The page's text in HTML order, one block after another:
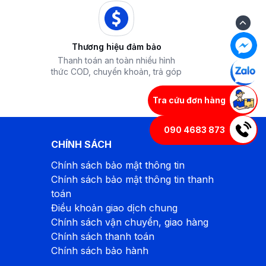
Tra cứu đơn hàng
090 4683 873
Thương hiệu đảm bảo
Thanh toán an toàn nhiều hình
thức COD, chuyển khoản, trả góp
CHÍNH SÁCH
Chính sách bảo mật thông tin
Chính sách bảo mật thông tin thanh
toán
Điều khoản giao dịch chung
Chính sách vận chuyển, giao hàng
Chính sách thanh toán
Chính sách bảo hành